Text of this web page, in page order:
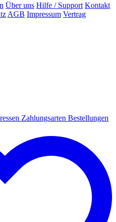
Über uns Hilfe / Support Kontakt
AGB Impressum Vertrag
Zahlungsarten Bestellungen